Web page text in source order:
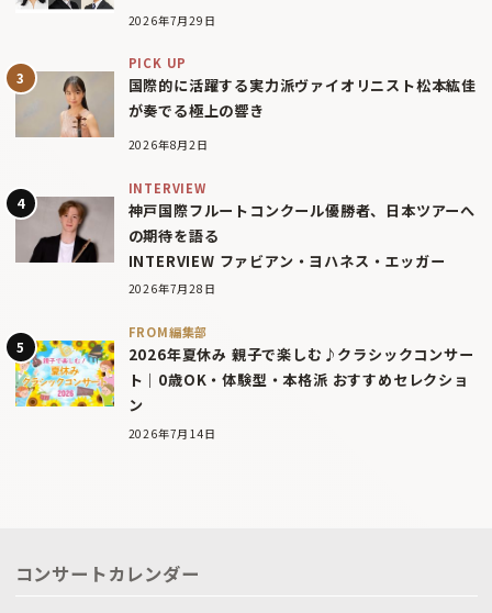
2026年7月29日
PICK UP
国際的に活躍する実力派ヴァイオリニスト松本紘佳
が奏でる極上の響き
2026年8月2日
INTERVIEW
神戸国際フルートコンクール優勝者、日本ツアーへ
の期待を語る
INTERVIEW ファビアン・ヨハネス・エッガー
2026年7月28日
FROM編集部
2026年夏休み 親子で楽しむ♪クラシックコンサー
ト｜0歳OK・体験型・本格派 おすすめセレクショ
ン
2026年7月14日
コンサートカレンダー